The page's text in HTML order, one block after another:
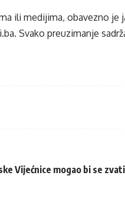
ili medijima, obavezno je
. Svako preuzimanje
Vijećnice mogao bi se